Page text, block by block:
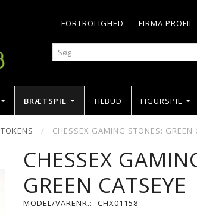
FIRMA PROFIL
FORTROLIGHED
BRÆTSPIL TILBUD FIGURSPIL
TOKENS CHESSEX GAMING STONES: GREEN
CHESSEX
GREEN CATSEYE
MODEL/VARENR.: CHX01158